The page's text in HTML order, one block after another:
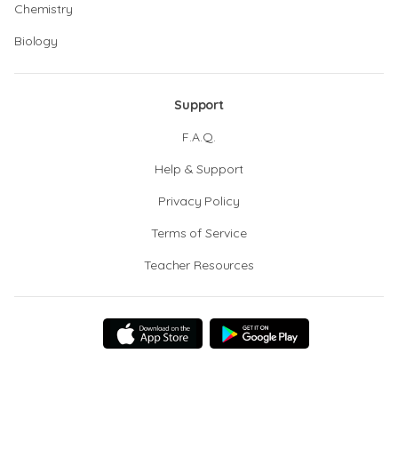
Chemistry
Biology
Support
F.A.Q.
Help & Support
Privacy Policy
Terms of Service
Teacher Resources